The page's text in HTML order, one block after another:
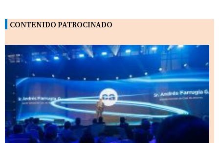
CONTENIDO PATROCINADO